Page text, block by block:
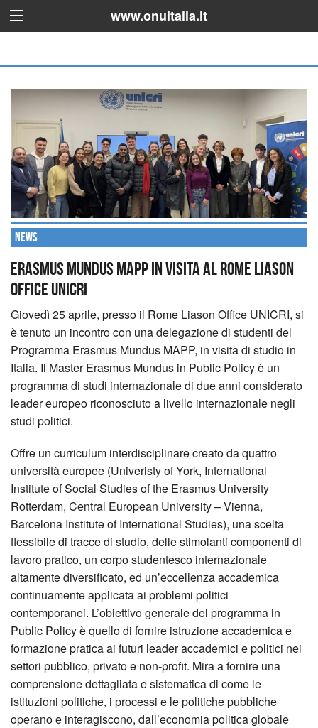
www.onuitalia.it
News
Erasmus Mundus Mapp in visita al Rome Liason
Office UNICRI
Giovedì 25 aprile, presso il Rome Liason Office UNICRI, si
è tenuto un incontro con una delegazione di studenti del
Programma Erasmus Mundus MAPP, in visita di studio in
Italia. Il Master Erasmus Mundus in Public Policy è un
programma di studi internazionale di due anni considerato
leader europeo riconosciuto a livello internazionale negli
studi politici.
Offre un curriculum interdisciplinare creato da quattro
università europee (Univeristy of York, International
Institute of Social Studies of the Erasmus University
Rotterdam, Central European University – Vienna,
Barcelona Institute of International Studies), una scelta
flessibile di tracce di studio, delle stimolanti componenti di
lavoro pratico, un corpo studentesco internazionale
altamente diversificato, ed un’eccellenza accademica
continuamente applicata ai problemi politici
contemporanei. L’obiettivo generale del programma in
Public Policy è quello di fornire istruzione accademica e
formazione pratica ai futuri leader accademici e politici nei
settori pubblico, privato e non-profit. Mira a fornire una
comprensione dettagliata e sistematica di come le
istituzioni politiche, i processi e le politiche pubbliche
operano e interagiscono, dall’economia politica globale